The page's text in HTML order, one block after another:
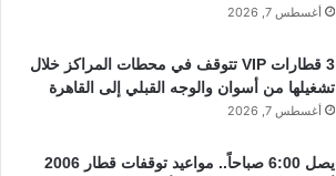
أغسطس 7, 2026
3 قطارات VIP تتوقف في محطات المراكز خلال
تشغيلها من أسوان والوجه القبلي إلى القاهرة
أغسطس 7, 2026